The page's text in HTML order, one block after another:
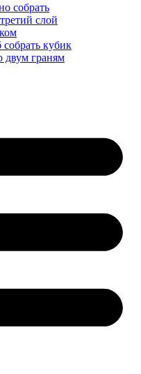
собрать
слой
кубик
двум граням